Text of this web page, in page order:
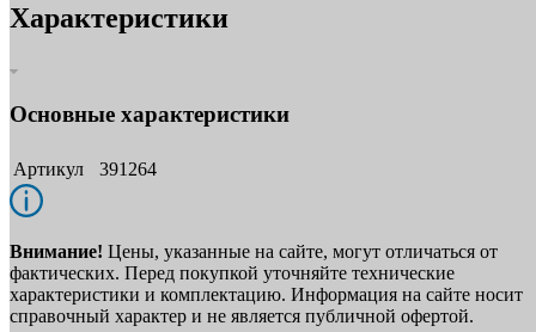
Характеристики
Основные характеристики
Артикул 391264
Внимание! Цены, указанные на сайте, могут отличаться от
фактических. Перед покупкой уточняйте технические
характеристики и комплектацию. Информация на сайте носит
справочный характер и не является публичной офертой.